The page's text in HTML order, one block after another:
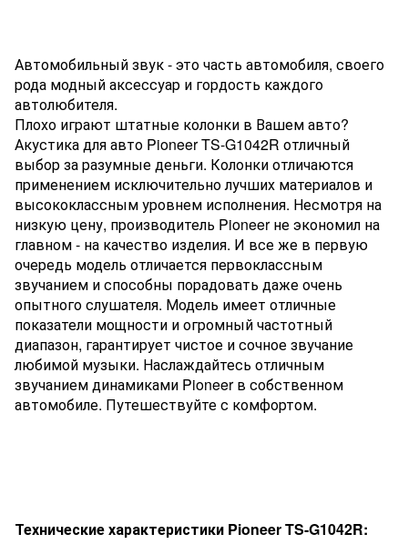
Автомобильный звук - это часть автомобиля, своего
рода модный аксессуар и гордость каждого
автолюбителя.
Плохо играют штатные колонки в Вашем авто?
Акустика для авто Pioneer TS-G1042R отличный
выбор за разумные деньги. Колонки отличаются
применением исключительно лучших материалов и
высококлассным уровнем исполнения. Несмотря на
низкую цену, производитель Pioneer не экономил на
главном - на качество изделия. И все же в первую
очередь модель отличается первоклассным
звучанием и способны порадовать даже очень
опытного слушателя. Модель имеет отличные
показатели мощности и огромный частотный
диапазон, гарантирует чистое и сочное звучание
любимой музыки. Наслаждайтесь отличным
звучанием динамиками Pioneer в собственном
автомобиле. Путешествуйте с комфортом.
Технические характеристики Pioneer TS-G1042R: